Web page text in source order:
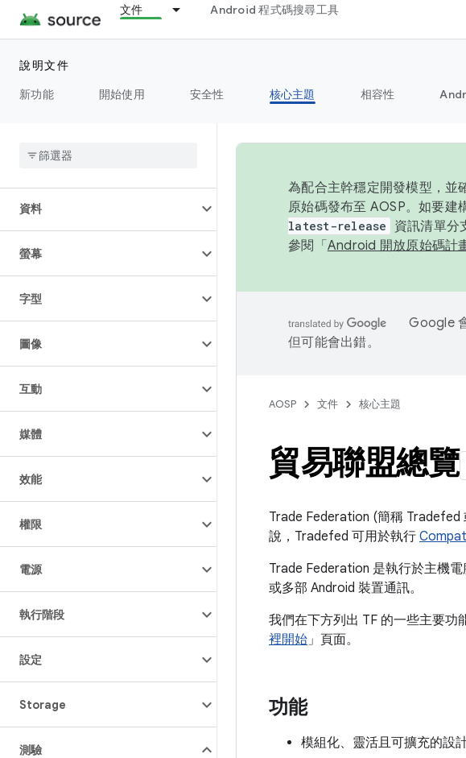
文件 Android 程式碼搜尋工具
說明文件
新功能
開始使用 安全性 核心主題 相容性
架構
音訊
連線能力
資料
螢幕
字型
圖像
互動
媒體
效能
權限
電源
執行階段
設定
Storage
測驗
為配合主幹穩定開發模型，並
原始碼發布至 AOSP。如要建
latest-release
資訊清單分
參閱「 Android 開放原始碼計
Google
但可能會出錯。
AOSP 文件 核心主題
貿易聯盟總覽
Trade Federation (簡稱 Tradefed
說，Tradefed 可用於執行
Trade Federation 是執行於主機
或多部 Android 裝置通訊。
我們在下方列出 TF 的一些主要功
裡開始」頁面。
功能
模組化、靈活且可擴充的設